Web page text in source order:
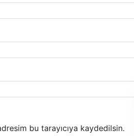
bu tarayıcıya kaydedilsin.